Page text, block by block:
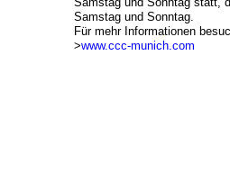
Samstag und Sonntag.
Für mehr Informationen
>www.ccc-munich.com